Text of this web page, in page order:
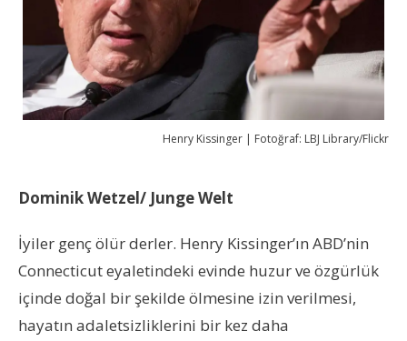
Henry Kissinger | Fotoğraf: LBJ Library/Flickr
Dominik Wetzel/ Junge Welt
İyiler genç ölür derler. Henry Kissinger’ın ABD’nin
Connecticut eyaletindeki evinde huzur ve özgürlük
içinde doğal bir şekilde ölmesine izin verilmesi,
hayatın adaletsizliklerini bir kez daha